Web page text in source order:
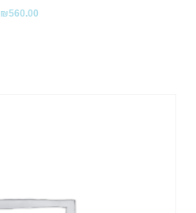
₪560.00